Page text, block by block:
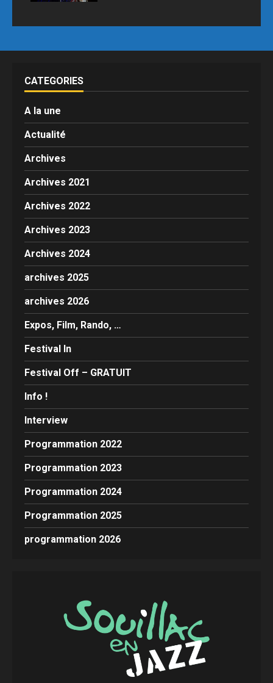
CATEGORIES
A la une
Actualité
Archives
Archives 2021
Archives 2022
Archives 2023
Archives 2024
archives 2025
archives 2026
Expos, Film, Rando, …
Festival In
Festival Off – GRATUIT
Info !
Interview
Programmation 2022
Programmation 2023
Programmation 2024
Programmation 2025
programmation 2026